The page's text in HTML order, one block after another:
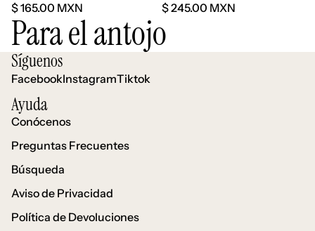
$ 165.00 MXN
$ 245.00 MXN
Para el antojo
Síguenos
FacebookInstagramTiktok
Ayuda
Conócenos
Preguntas Frecuentes
Búsqueda
Aviso de Privacidad
Política de Devoluciones